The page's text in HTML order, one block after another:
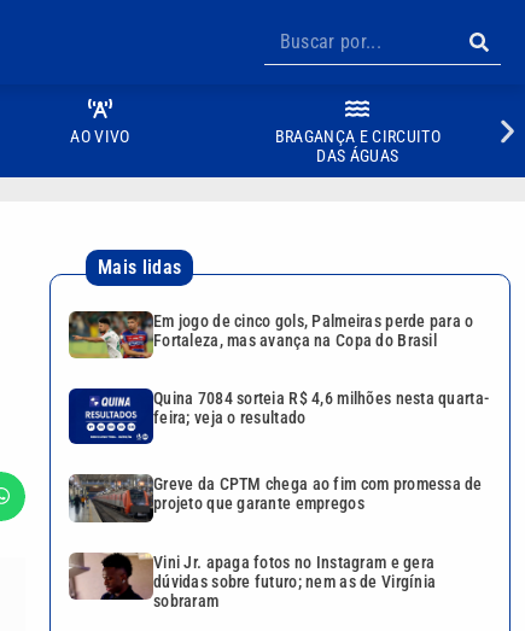
AO VIVO
BRAGANÇA E CIRCUITO
DAS ÁGUAS
Mais lidas
Em jogo de cinco gols, Palmeiras perde para o
Fortaleza, mas avança na Copa do Brasil
Quina 7084 sorteia R$ 4,6 milhões nesta quarta-
feira; veja o resultado
Greve da CPTM chega ao fim com promessa de
projeto que garante empregos
Vini Jr. apaga fotos no Instagram e gera
dúvidas sobre futuro; nem as de Virgínia
sobraram